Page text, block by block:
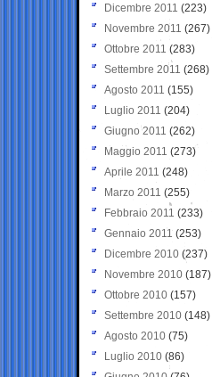
Dicembre 2011 (223)
Novembre 2011 (267)
Ottobre 2011 (283)
Settembre 2011 (268)
Agosto 2011 (155)
Luglio 2011 (204)
Giugno 2011 (262)
Maggio 2011 (273)
Aprile 2011 (248)
Marzo 2011 (255)
Febbraio 2011 (233)
Gennaio 2011 (253)
Dicembre 2010 (237)
Novembre 2010 (187)
Ottobre 2010 (157)
Settembre 2010 (148)
Agosto 2010 (75)
Luglio 2010 (86)